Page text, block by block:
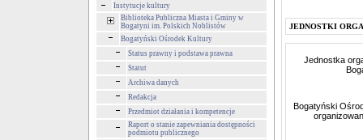
Instytucje kultury
Biblioteka Publiczna Miasta i Gminy w
Bogatyni im. Polskich Noblistów
Bogatyński Ośrodek Kultury
Status prawny i podstawa prawna
Statut
Archiwa danych
Redakcja
Przedmiot działania i kompetencje
Raport o stanie zapewniania dostępności
podmiotu publicznego
JEDNOSTKI
Jednostka
Bogatyński